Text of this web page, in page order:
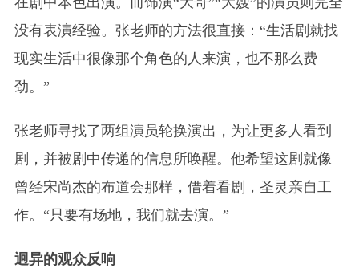
没有表演经验。张老师的方法很直接：“生活剧就找
现实生活中很像那个角色的人来演，也不那么费
劲。”
张老师寻找了两组演员轮换演出，为让更多人看到
剧，并被剧中传递的信息所唤醒。他希望这剧就像
曾经宋尚杰的布道会那样，借着看剧，圣灵亲自工
作。“只要有场地，我们就去演。”
迥异的观众反响